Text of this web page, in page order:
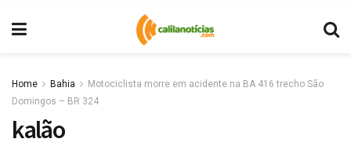
Home Bahia
Motociclista morre em acidente na BA 416 trecho São
Domingos – BR 324
kalão